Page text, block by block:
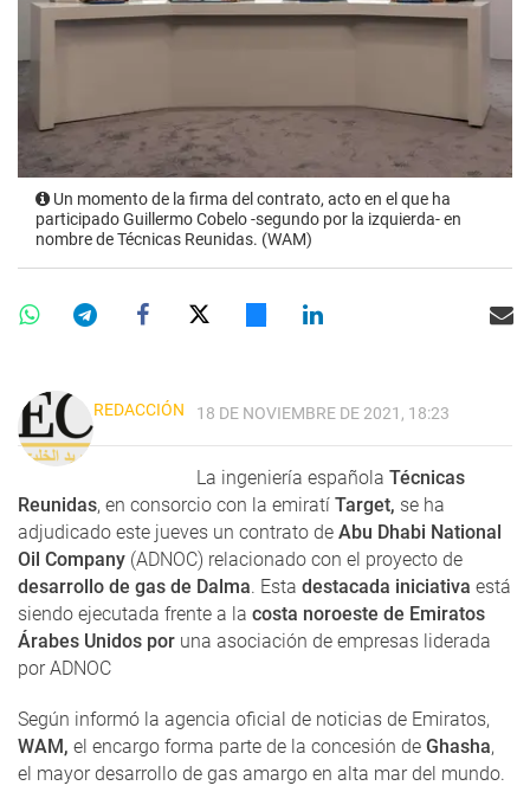
Un momento de la firma del contrato, acto en el que ha
participado Guillermo Cobelo -segundo por la izquierda- en
nombre de Técnicas Reunidas. (WAM)
REDACCIÓN 18 DE NOVIEMBRE DE 2021, 18:23
La ingeniería española Técnicas
Reunidas, en consorcio con la emiratí Target, se ha
adjudicado este jueves un contrato de Abu Dhabi National
Oil Company (ADNOC) relacionado con el proyecto de
desarrollo de gas de Dalma. Esta destacada iniciativa está
siendo ejecutada frente a la costa noroeste de Emiratos
Árabes Unidos por una asociación de empresas liderada
por ADNOC
Según informó la agencia oficial de noticias de Emiratos,
WAM, el encargo forma parte de la concesión de Ghasha,
el mayor desarrollo de gas amargo en alta mar del mundo.